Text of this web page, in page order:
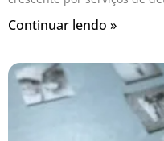
Continuar lendo »